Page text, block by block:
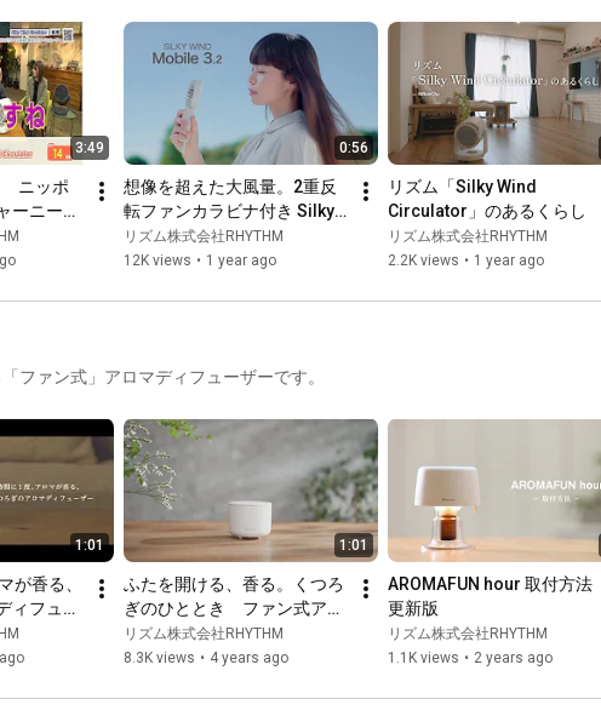
3:49
ニッポ
ーニー
Silky
介）
0:56
想像を超えた大風量。2重反
転ファンカラビナ付き Silky
Wind Mobile 3.2
リズム株式会社RHYTHM
12K views • 1 year ago
リズム「Silky Wind
Circulator」のあるくらし
リズム株式会社RHYTHM
2.2K views • 1 year ago
ファン式」アロマディフューザーです。
1:01
が香る、
ィフュー
hour（ア
」
1:01
ふたを開ける、香る。くつろ
ぎのひととき　ファン式アロ
マディフューザー
「AROMAFUN（アロマファ
RHYTHM
リズム株式会社RHYTHM
8.3K views • 4 years ago
AROMAFUN hour 取付方法
更新版
リズム株式会社RHYTHM
1.1K views • 2 years ago